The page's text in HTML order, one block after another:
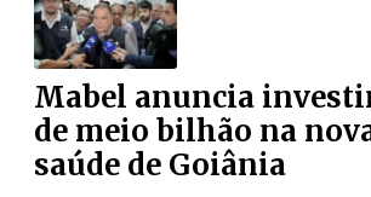
Mabel anuncia
de meio bilhão na
saúde de Goiânia